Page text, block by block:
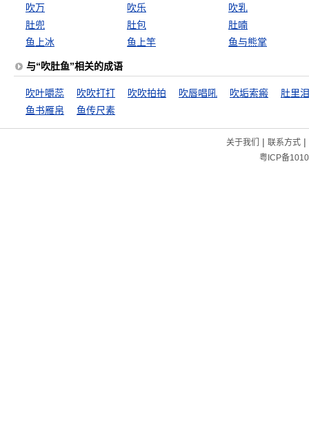
吹万 吹乐
吹乳
肚兜
肚包
肚喃
鱼上冰
鱼上竿 鱼与熊掌
与“吹肚鱼”相关的成语
吹叶嚼蕊 吹吹打打 吹吹拍拍 吹唇唱吼 吹垢索瘢
肚里
鱼书雁帛
鱼传尺素
关于我们 | 联系方式|
粤ICP备